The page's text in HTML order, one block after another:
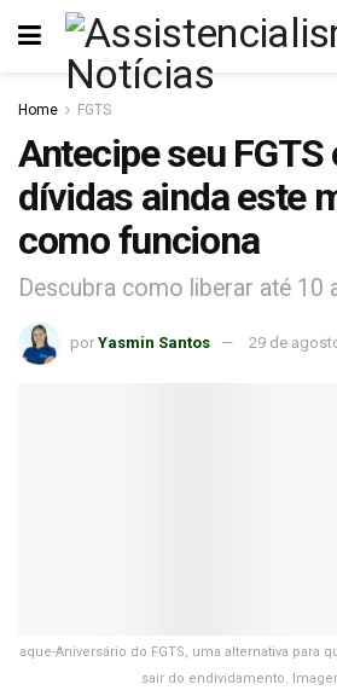
Home FGTS
Antecipe seu FGTS
dívidas ainda este
como funciona
Descubra como liberar até 10
por Yasmin Santos 29 de
aque-Aniversário do FGTS, uma alternativa para
sair do endividamento.